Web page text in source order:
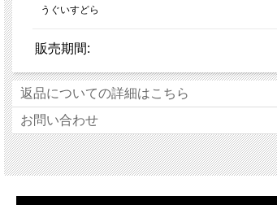
うぐいすどら
販売期間:
返品についての詳細はこちら
お問い合わせ